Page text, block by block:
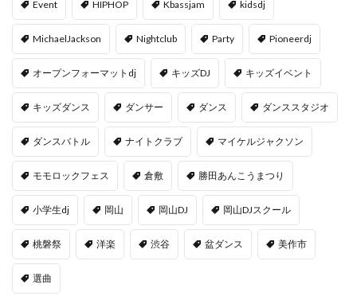
Event HIPHOP Kbassjam kidsdj
MichaelJackson Nightclub Party Pioneerdj
オープンフォーマットdj キッズDJ キッズイベント
キッズダンス ダンサー ダンス ダンススタジオ
ダンスバトル ナイトクラブ マイケルジャクソン
モモロックフェス 倉敷 勝田あんこうまつり
小学生dj 岡山 岡山DJ 岡山DJスクール
桃磐祭 洋楽 渋谷 盆ダンス 美作市
選曲